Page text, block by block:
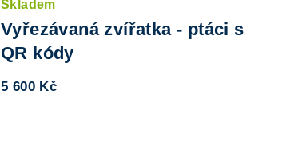
Skladem
Vyřezávaná zvířatka - ptáci s
QR kódy
5 600 Kč